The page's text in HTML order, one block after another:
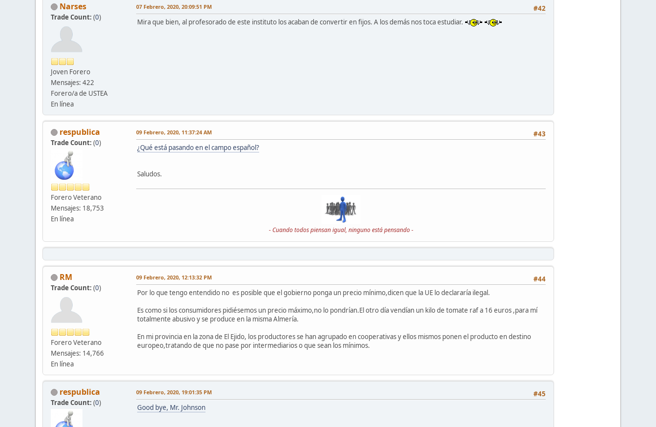
Narses
Trade Count: (0)
Joven Forero
Mensajes: 422
Forero/a de USTEA
En línea
#42
07 Febrero, 2020, 20:09:51 PM
Mira que bien, al profesorado de este instituto los acaban de convertir en fijos. A los demás nos toca estudiar.
respublica
Trade Count: (0)
Forero Veterano
Mensajes: 18,753
En línea
#43
09 Febrero, 2020, 11:37:24 AM
¿Qué está pasando en el campo español?
Saludos.
- Cuando todos piensan igual, ninguno está pensando -
RM
Trade Count: (0)
Forero Veterano
Mensajes: 14,766
En línea
#44
09 Febrero, 2020, 12:13:32 PM
Por lo que tengo entendido no es posible que el gobierno ponga un precio mínimo,dicen que la UE lo declararía ilegal.
Es como si los consumidores pidiésemos un precio máximo,no lo pondrían.El otro día vendían un kilo de tomate raf a 16 euros ,para mí
totalmente abusivo y se produce en la misma Almería.
En mi provincia en la zona de El Ejido, los productores se han agrupado en cooperativas y ellos mismos ponen el producto en destino
europeo,tratando de que no pase por intermediarios o que sean los mínimos.
respublica
Trade Count: (0)
#45
09 Febrero, 2020, 19:01:35 PM
Good bye, Mr. Johnson